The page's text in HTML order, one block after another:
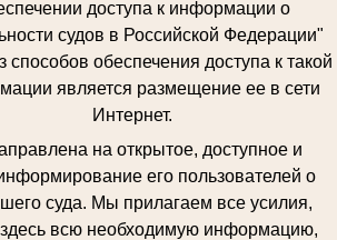
доступа к информации о
судов в Российской Федерации"
способов обеспечения доступа к такой
является размещение ее в сети
Интернет.
на открытое, доступное и
его пользователей о
суда. Мы прилагаем все усилия,
всю необходимую информацию,